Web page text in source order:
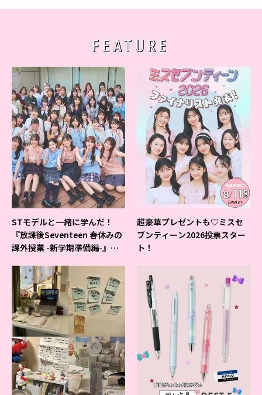
FEATURE
STモデルと一緒に学んだ！
『放課後Seventeen 春休みの
課外授業 -新学期準備編-』イ
超豪華プレゼントも♡ミスセ
ブンティーン2026投票スター
ト！